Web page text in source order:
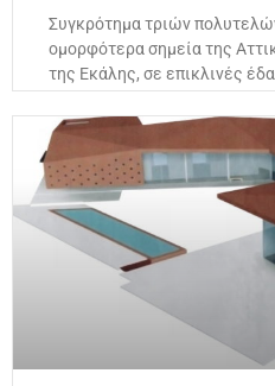
Συγκρότημα τριών
ομορφότερα σημεία της
της Εκάλης, σε επικλινές